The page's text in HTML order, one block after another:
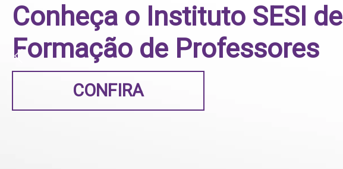
Conheça o Instituto SESI de
Formação de Professores
CONFIRA